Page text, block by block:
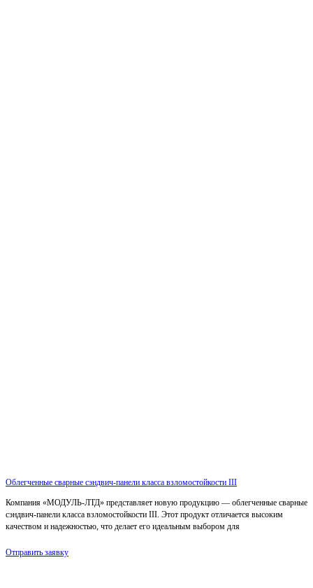
Облегченные сварные сэндвич-панели класса взломостойкости III
Компания «МОДУЛЬ-ЛТД» представляет новую продукцию — облегченные сварные
сэндвич-панели класса взломостойкости III. Этот продукт отличается высоким
качеством и надежностью, что делает его идеальным выбором для
Отправить заявку